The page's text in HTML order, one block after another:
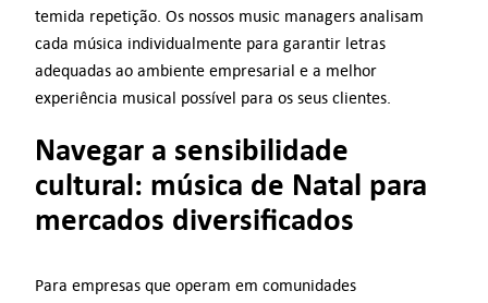
temida repetição. Os nossos music managers analisam
cada música individualmente para garantir letras
adequadas ao ambiente empresarial e a melhor
experiência musical possível para os seus clientes.
Navegar a sensibilidade
cultural: música de Natal para
mercados diversificados
Para empresas que operam em comunidades